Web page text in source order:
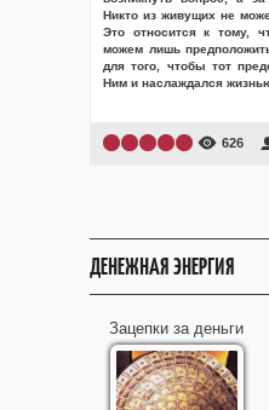
Никто из живущих не
Это относится к тому,
можем лишь
для того, чтобы тот
Ним и наслаждался
626
ДЕНЕЖНАЯ ЭНЕРГИЯ
Зацепки за деньги